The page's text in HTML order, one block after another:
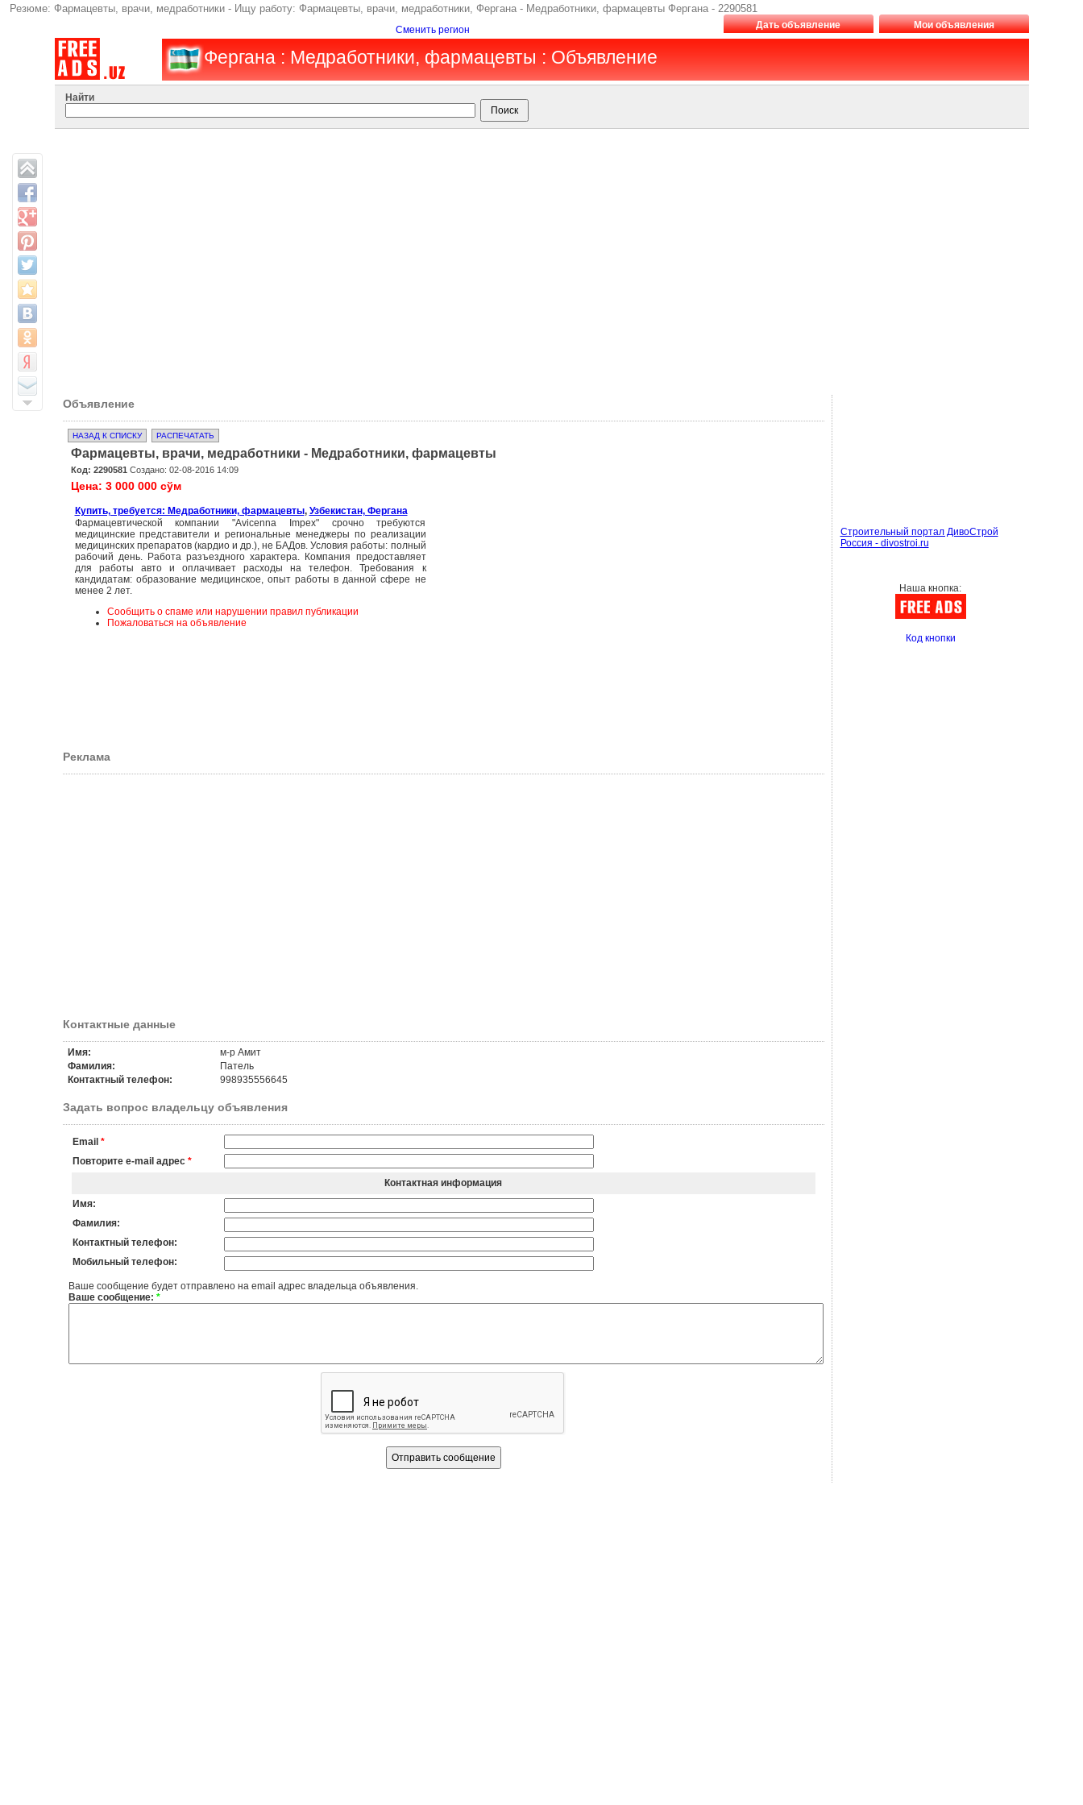
Резюме: Фармацевты, врачи, медработники - Ищу работу: Фармацевты, врачи, медработники, Фергана - Медработники, фармацевты Фергана - 2290581
Сменить регион Дать объявление Мои объявления
Фергана : Медработники, фармацевты : Объявление
Найти
Объявление
НАЗАД К СПИСКУ РАСПЕЧАТАТЬ
Фармацевты, врачи, медработники - Медработники, фармацевты
Код: 2290581 Создано: 02-08-2016 14:09
Цена: 3 000 000 сўм
Купить, требуется: Медработники, фармацевты, Узбекистан, Фергана
Фармацевтической компании "Avicenna Impex" срочно требуются
медицинские представители и региональные менеджеры по реализации
медицинских препаратов (кардио и др.), не БАДов. Условия работы: полный
рабочий день. Работа разъездного характера. Компания предоставляет
для работы авто и оплачивает расходы на телефон. Требования к
кандидатам: образование медицинское, опыт работы в данной сфере не
менее 2 лет.
Сообщить о спаме или нарушении правил публикации
Пожаловаться на объявление
Реклама
Контактные данные
Имя:
м-р Амит
Фамилия:
Патель
Контактный телефон:
998935556645
Задать вопрос владельцу объявления
Email *
Повторите e-mail адрес *
Контактная информация
Имя:
Фамилия:
Контактный телефон:
Мобильный телефон:
Ваше сообщение будет отправлено на email адрес владельца объявления.
Ваше сообщение: *
Строительный портал ДивоСтрой
Россия - divostroi.ru
Наша кнопка:
Код кнопки